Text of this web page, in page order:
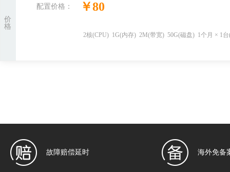
价
格
配置价格： ￥80
2核(CPU) 1G(内存) 2M(带宽) 50G(磁盘) 1个月 × 1
故障赔偿延时 海外免备